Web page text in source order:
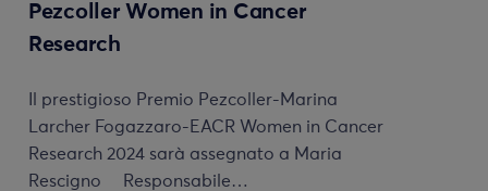
Pezcoller Women in Cancer
Research
Il prestigioso Premio Pezcoller-Marina
Larcher Fogazzaro-EACR Women in Cancer
Research 2024 sarà assegnato a Maria
Rescigno Responsabile…